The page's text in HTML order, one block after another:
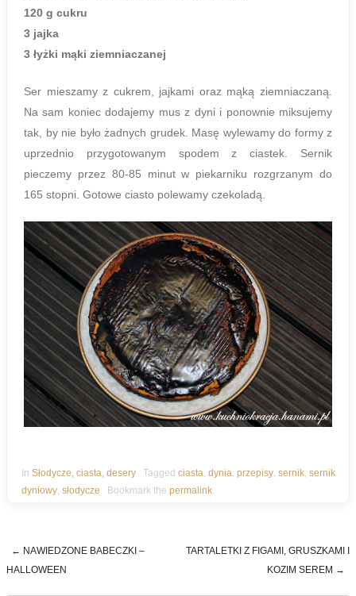
120 g cukru
3 jajka
3 łyżki mąki ziemniaczanej
Ser mieszamy z cukrem, jajkami oraz mąką ziemniaczaną.
Na sam koniec dodajemy mus z dyni i ponownie miksujemy
tak, by nie było żadnych grudek. Masę wylewamy do formy z
uprzednio przygotowanym spodem z ciastek. Sernik
pieczemy przez 80-85 minut w piekarniku rozgrzanym do
165 stopni. Gotowe ciasto polewamy czekoladą.
In Słodycze, ciasta, desery Tagged ciasta dynia przepisy sernik sernik
dyniowy słodycze Bookmark the permalink
Post navigation
← NAWIEDZONE BABECZKI –
HALLOWEEN
TARTALETKI Z FIGAMI, GRUSZKAMI I
KOZIM SEREM →